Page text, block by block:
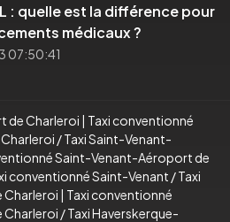
: quelle est la différence pour
médicaux ?
07:50:41
de Charleroi | Taxi conventionné
/Taxi Saint-Venant-
Saint-Venant-Aéroport de
conventionné Saint-Venant /Taxi
Charleroi | Taxi conventionné
Charleroi /Taxi Haverskerque-